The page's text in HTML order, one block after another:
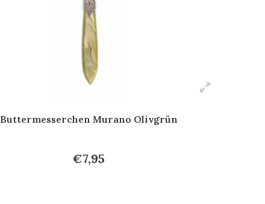
Buttermesserchen Murano Olivgrün
€7,95